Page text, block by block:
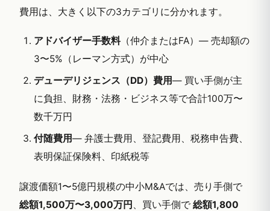
費用は、大きく以下の3カテゴリに分かれます。
アドバイザー手数料（仲介またはFA）— 売却額の
3〜5%（レーマン方式）が中心
デューデリジェンス（DD）費用— 買い手側が主
に負担、財務・法務・ビジネス等で合計100万〜
数千万円
付随費用— 弁護士費用、登記費用、税務申告費、
表明保証保険料、印紙税等
譲渡価額1〜5億円規模の中小M&Aでは、売り手側で
総額1,500万〜3,000万円 、買い手側で総額1,800